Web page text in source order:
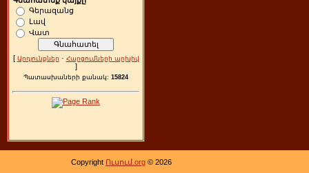
Գերազանց
Լավ
Վատ
[ Արդյունքներ · Հարցումների արխիվ
]
Պատասխաների քանակ: 15824
Copyright Ուսում.org © 2026